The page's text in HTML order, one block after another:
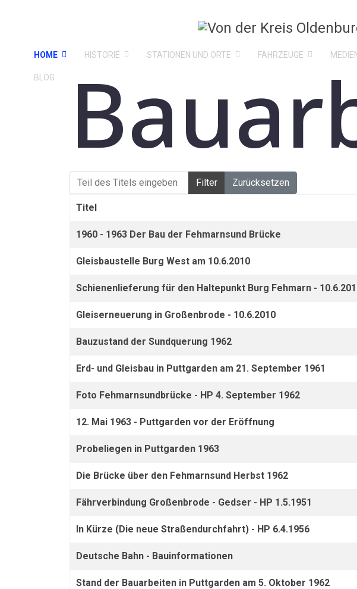
HOME HISTORIE STATIONEN UND ORTE FAHRZEUGE
BLOG
Teil des Titels eingeben Filter Zurücksetzen
Titel
1960 - 1963 Der Bau der Fehmarnsund Brücke
Gleisbaustelle Burg West am 10.6.2010
Schienenlieferung für den Haltepunkt Burg Fehmarn -
Gleiserneuerung in Großenbrode - 10.6.2010
Bauzustand der Sundquerung 1962
Erd- und Gleisbau in Puttgarden am 21. September 1961
Foto Fehmarnsundbrücke - HP 4. September 1962
12. Mai 1963 - Puttgarden vor der Eröffnung
Probeliegen in Puttgarden 1963
Die Brücke über den Fehmarnsund Herbst 1962
Fährverbindung Großenbrode - Gedser - HP 1.5.1951
In Kürze (Die neue Straßendurchfahrt) - HP 6.4.1956
Deutsche Bahn - Bauinformationen
Stand der Bauarbeiten in Puttgarden am 5. Oktober 1962